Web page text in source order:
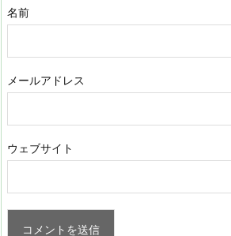
名前
メールアドレス
ウェブサイト